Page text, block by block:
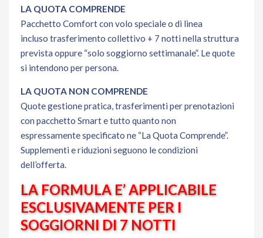
LA QUOTA COMPRENDE
Pacchetto Comfort con volo speciale o di linea
incluso trasferimento collettivo + 7 notti nella struttura
prevista oppure “solo soggiorno settimanale”. Le quote
si intendono per persona.
LA QUOTA NON COMPRENDE
Quote gestione pratica, trasferimenti per prenotazioni
con pacchetto Smart e tutto quanto non
espressamente specificato ne “La Quota Comprende”.
Supplementi e riduzioni seguono le condizioni
dell’offerta.
LA FORMULA E’ APPLICABILE
ESCLUSIVAMENTE PER I
SOGGIORNI DI 7 NOTTI